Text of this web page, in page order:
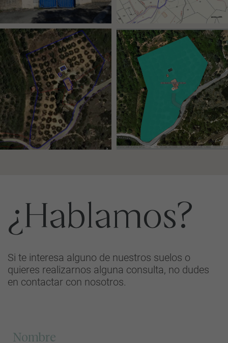
¿Hablamos?
Si te interesa alguno de nuestros suelos o
quieres realizarnos alguna consulta, no dudes
en contactar con nosotros.